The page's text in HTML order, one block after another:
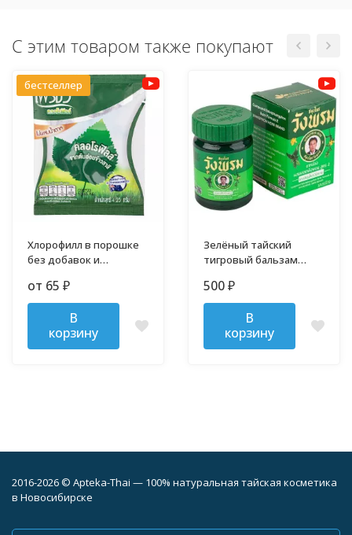
С этим товаром также покупают
бестселлер
Хлорофилл в порошке
без добавок и
от 65 ₽
В
корзину
Зелёный тайский
тигровый бальзам
500 ₽
В
корзину
2016-2026 © Apteka-Thai — 100% натуральная тайская косметика
в Новосибирске